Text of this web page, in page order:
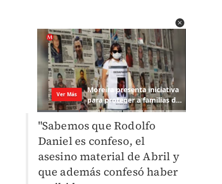
"Sabemos que Rodolfo
Daniel es confeso, el
asesino material de Abril y
que además confesó haber